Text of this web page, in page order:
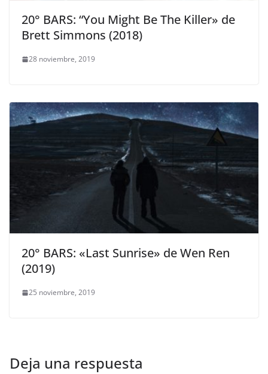
20° BARS: “You Might Be The Killer» de
Brett Simmons (2018)
28 noviembre, 2019
20° BARS: «Last Sunrise» de Wen Ren
(2019)
25 noviembre, 2019
Deja una respuesta